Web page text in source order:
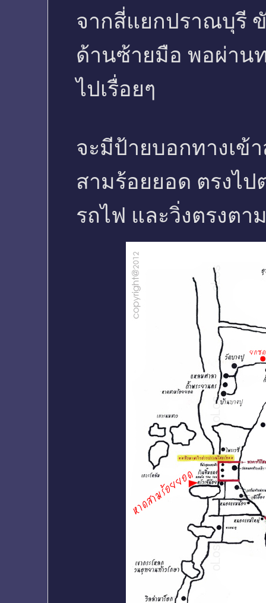
จากสี่แยกปราณบุรี ขั
ด้านซ้ายมือ พอผ่าน
ไปเรื่อยๆ
จะมีป้ายบอกทางเข้
สามร้อยยอด ตรงไป
รถไฟ และวิ่งตรงตา